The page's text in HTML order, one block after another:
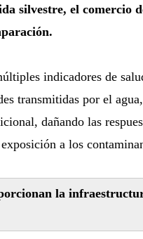
silvestre, el comercio
indicadores de
transmitidas por el
dañando las
a los
la